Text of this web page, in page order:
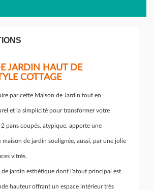
JARDIN HAUT DE
COTTAGE
par cette Maison de Jardin tout en
et la simplicité pour transformer votre
pans coupés, atypique, apporte une
maison de jardin soulignée, aussi, par une jolie
vitrés.
de jardin esthétique dont l'atout principal est
hauteur offrant un espace intérieur très